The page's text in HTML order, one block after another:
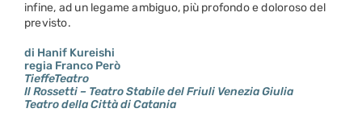
infine, ad un legame ambiguo, più profondo e doloroso del
previsto.
di Hanif Kureishi
regia Franco Però
TieffeTeatro
Il Rossetti – Teatro Stabile del Friuli Venezia Giulia
Teatro della Città di Catania